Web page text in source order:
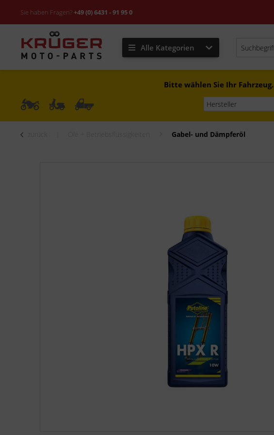
Sie haben Fragen?+49 (0) 6431 - 91 95 0
Alle Kategorien
Bitte wählen Sie Ihr Fahrzeug.
Gabel- und Dämpferöl